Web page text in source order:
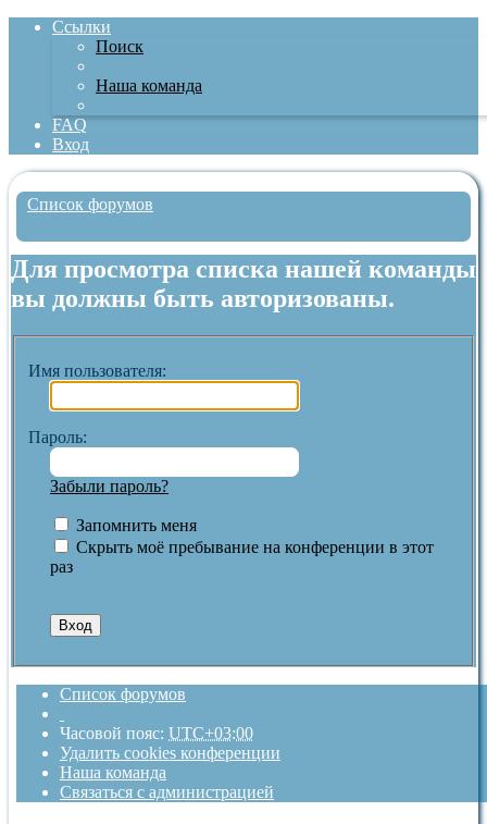
Ссылки
Поиск
Наша команда
FAQ
Вход
Список форумов
Для просмотра списка нашей команды
вы должны быть авторизованы.
Имя пользователя:
Пароль:
Забыли пароль?
Запомнить меня
Скрыть моё пребывание на конференции в этот
раз
Список форумов
Часовой пояс: UTC+03:00
Удалить cookies конференции
Наша команда
Связаться с администрацией